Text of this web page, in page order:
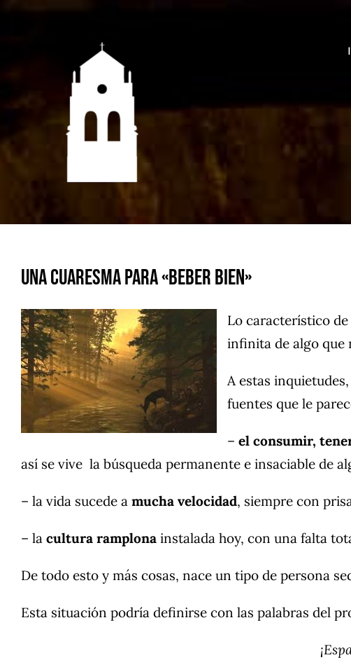
Una Cuaresma para «beber bien»
Lo característico
infinita de algo que
A estas
fuentes que le
– el consumir,
así se vive la búsqueda permanente e insaciable de
– la vida sucede a mucha velocidad, siempre con
– la cultura ramplona instalada hoy, con una falta
De todo esto y más cosas, nace un tipo de persona
Esta situación podría definirse con las palabras del